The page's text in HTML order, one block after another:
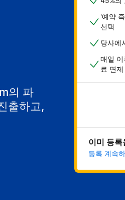
의 파
출하고,
'예약
선택
당사에
매일
료 면
이미 등
등록 계속